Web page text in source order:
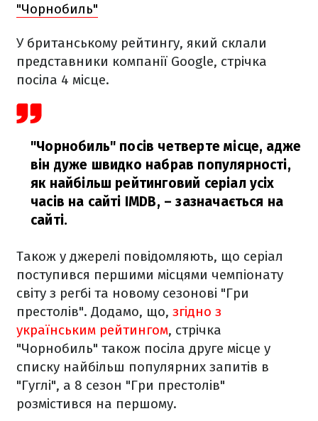
"Чорнобиль"
У британському рейтингу, який склали
представники компанії Google, стрічка
посіла 4 місце.
"Чорнобиль" посів четверте місце, адже
він дуже швидко набрав популярності,
як найбільш рейтинговий серіал усіх
часів на сайті IMDB, – зазначається на
сайті.
Також у джерелі повідомляють, що серіал
поступився першими місцями чемпіонату
світу з регбі та новому сезонові "Гри
престолів". Додамо, що, згідно з
українським рейтингом, стрічка
"Чорнобиль" також посіла друге місце у
списку найбільш популярних запитів в
"Гуглі", а 8 сезон "Гри престолів"
розмістився на першому.